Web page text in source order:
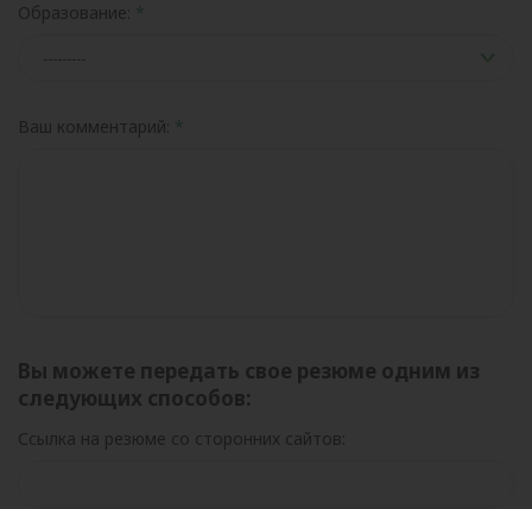
Образование:
Ваш комментарий:
Вы можете передать свое резюме одним из
следующих способов:
Ссылка на резюме со сторонних сайтов: